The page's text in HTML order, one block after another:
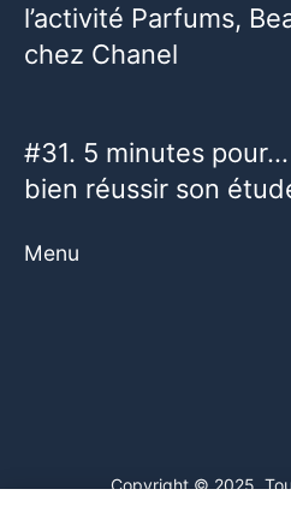
l’activité Parfums,
chez Chanel
#31. 5 minutes
bien réussir son
Menu
Copyright © 2025.